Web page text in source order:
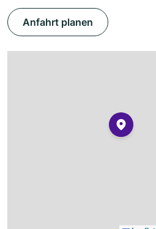
Anfahrt planen